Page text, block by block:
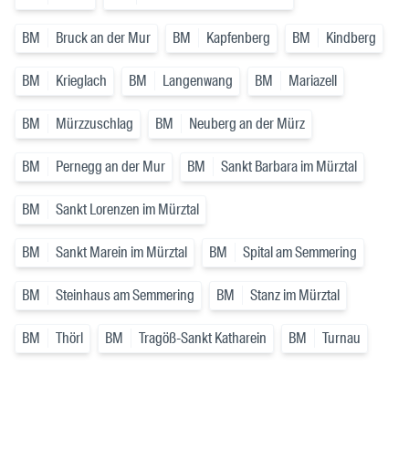
BM Bruck an der Mur BM Kapfenberg BM Kindberg
BM Krieglach BM Langenwang BM Mariazell
BM Mürzzuschlag BM Neuberg an der Mürz
BM Pernegg an der Mur BM Sankt Barbara im Mürztal
BM Sankt Lorenzen im Mürztal
BM Sankt Marein im Mürztal BM Spital am Semmering
BM Steinhaus am Semmering BM Stanz im Mürztal
BM Thörl BM Tragöß-Sankt Katharein BM Turnau